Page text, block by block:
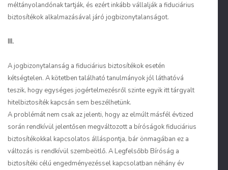
méltányolandónak tartják, és ezért inkább vállalják a fiduciárius
biztosítékok alkalmazásával járó jogbizonytalanságot.
III.
A jogbizonytalanság a fiduciárius biztosítékok esetén
kétségtelen. A kötetben található tanulmányok jól láthatóvá
teszik, hogy egységes jogértelmezésről szinte egyik itt tárgyalt
hitelbiztosíték kapcsán sem beszélhetünk.
A problémát nem csak az jelenti, hogy az elmúlt másfél évtized
során rendkívül jelentősen megváltozott a bíróságok fiduciárius
biztosítékokkal kapcsolatos álláspontja, bár önmagában ez a
változás is rendkívül szembeötlő. A Legfelsőbb Bíróság a
biztosítéki célú engedményezéssel kapcsolatban néhány év